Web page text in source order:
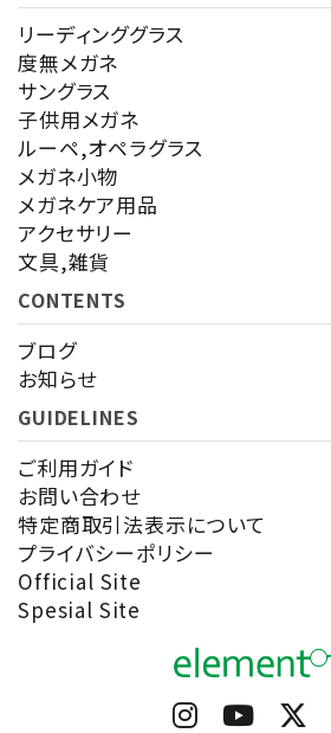
リーディンググラス
度無メガネ
サングラス
子供用メガネ
ルーペ,オペラグラス
メガネ小物
メガネケア用品
アクセサリー
文具,雑貨
CONTENTS
ブログ
お知らせ
GUIDELINES
ご利用ガイド
お問い合わせ
特定商取引法表示について
プライバシーポリシー
Official Site
Spesial Site